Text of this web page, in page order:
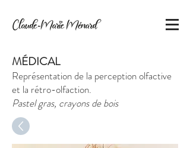
MÉDICAL
Représentation de la perception olfactive
et la rétro-olfaction.
Pastel gras, crayons de bois